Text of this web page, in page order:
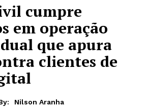
cumpre
em operação
que apura
clientes de
Nilson Aranha